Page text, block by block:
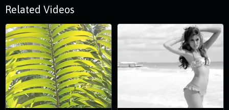
Related Videos